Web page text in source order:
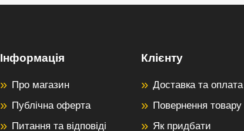
Інформація
Про магазин
Публічна оферта
Питання та відповіді
Клієнту
Доставка та оплата
Повернення товару
Як придбати